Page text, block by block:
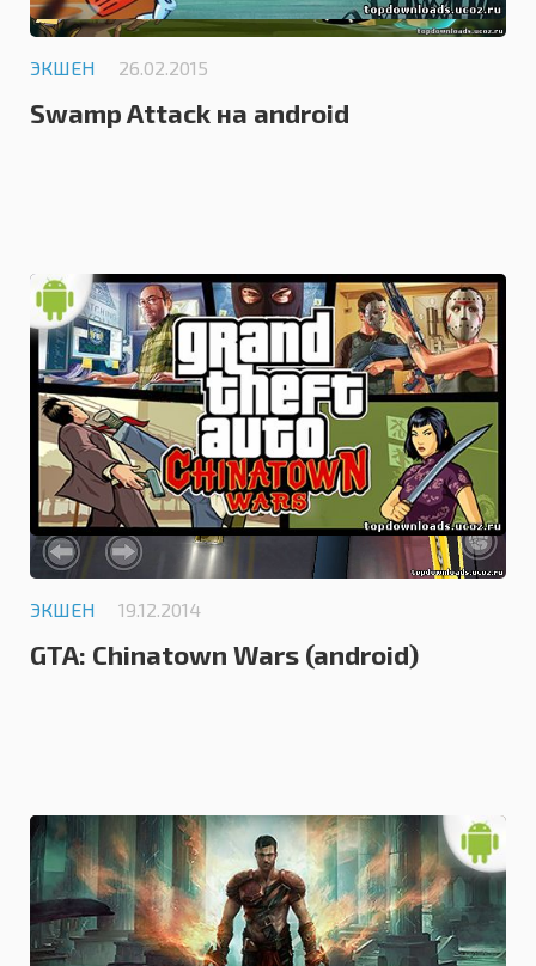
ЭКШЕН 26.02.2015
Swamp Attack на android
0.0
ЭКШЕН 19.12.2014
GTA: Chinatown Wars (android)
5.0